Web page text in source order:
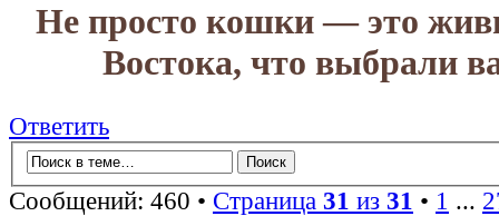
Не просто кошки — это
Востока, что выбрали
Ответить
Сообщений: 460 • Страница 31 из 31 • 1 ...